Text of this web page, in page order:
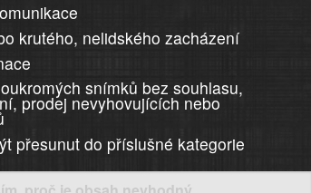
krutého, nelidského zacházení
snímků bez souhlasu,
prodej nevyhovujících nebo
přesunut do příslušné kategorie